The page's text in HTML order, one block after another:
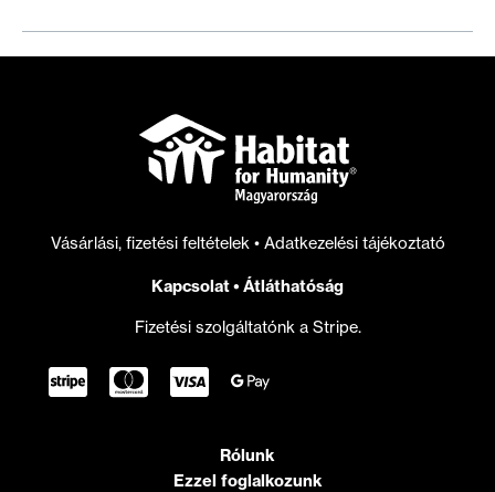
Vásárlási, fizetési feltételek • Adatkezelési tájékoztató
Kapcsolat• Átláthatóság
Fizetési szolgáltatónk a Stripe.
Rólunk
Ezzel foglalkozunk